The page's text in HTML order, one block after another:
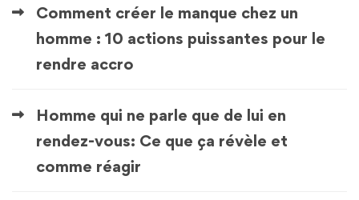
Comment créer le manque chez un
homme : 10 actions puissantes pour le
rendre accro
Homme qui ne parle que de lui en
rendez-vous: Ce que ça révèle et
comme réagir